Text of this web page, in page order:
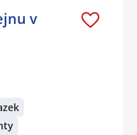
v